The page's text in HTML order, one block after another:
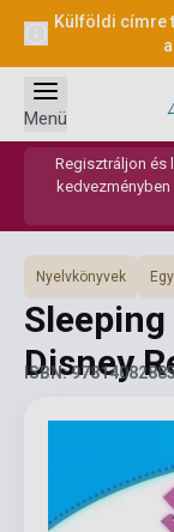
Külföldi címre
Regisztráljon és
Menü
Nyelvkönyvek
Disney
ISBN: